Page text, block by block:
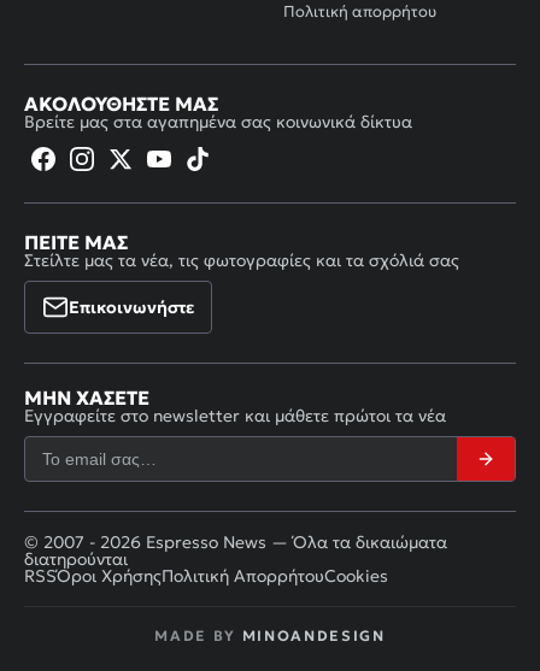
Πολιτική απορρήτου
ΑΚΟΛΟΥΘΉΣΤΕ ΜΑΣ
Βρείτε μας στα αγαπημένα σας κοινωνικά δίκτυα
ΠΕΊΤΕ ΜΑΣ
Στείλτε μας τα νέα, τις φωτογραφίες και τα σχόλιά σας
Επικοινωνήστε
ΜΗΝ ΧΆΣΕΤΕ
Εγγραφείτε στο newsletter και μάθετε πρώτοι τα νέα
© 2007 - 2026 Espresso News — Όλα τα δικαιώματα
διατηρούνται
RSSΌροι ΧρήσηςΠολιτική ΑπορρήτουCookies
MADE BY MINOANDESIGN